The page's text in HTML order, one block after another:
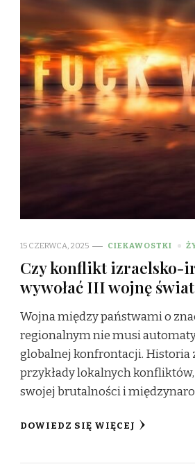
15 CZERWCA, 2025 CIEKAWOSTKI
Czy konflikt izraelsko-
wywołać III wojnę
Wojna między państwami o
regionalnym nie musi
globalnej konfrontacji. Historia
przykłady lokalnych
swojej brutalności i
DOWIEDZ SIĘ WIĘCEJ